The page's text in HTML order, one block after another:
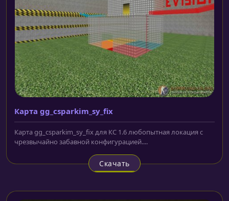
Карта gg_csparkim_sy_fix
Карта gg_csparkim_sy_fix для КС 1.6 любопытная локация с
чрезвычайно забавной конфигурацией....
Скачать